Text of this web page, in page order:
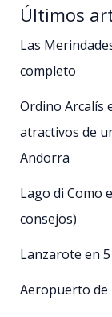
Últimos
Las
completo
Ordino Arcalís
atractivos de
Andorra
Lago di Como
consejos)
Lanzarote en
Aeropuerto de